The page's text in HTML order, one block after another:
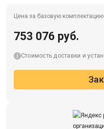
Цена за базовую комплектацию
753 076 руб.
Стоимость доставки и